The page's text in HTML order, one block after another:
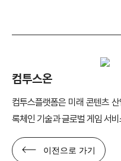
컴투스온
컴투스플랫폼은 미래 콘텐츠
록체인 기술과 글로벌 게임 서
이전으로 가기